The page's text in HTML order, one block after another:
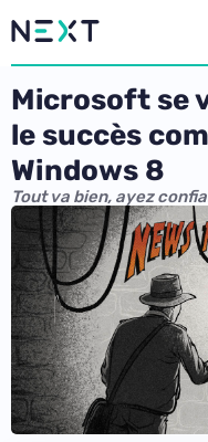
Microsoft se
le succès
Windows 8
Tout va bien, ayez